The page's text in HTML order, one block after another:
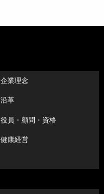
企業理念
沿革
役員・顧問・資格
健康経営